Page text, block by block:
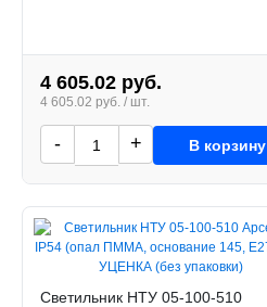
4 605.02 руб.
4 605.02 руб. / шт.
- + В корзину
Светильник НТУ 05-100-510